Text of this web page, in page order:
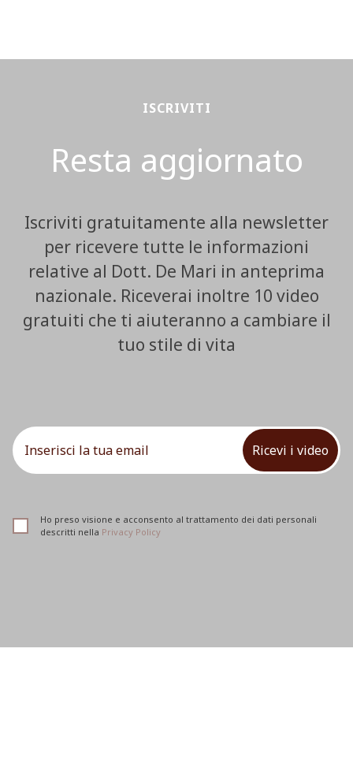
ISCRIVITI
Resta aggiornato
Iscriviti gratuitamente alla newsletter
per ricevere tutte le informazioni
relative al Dott. De Mari in anteprima
nazionale. Riceverai inoltre 10 video
gratuiti che ti aiuteranno a cambiare il
tuo stile di vita
Ricevi i video
Ho preso visione e acconsento al trattamento dei dati personali
descritti nella Privacy Policy